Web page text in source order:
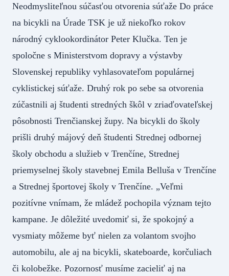
Neodmysliteľnou súčasťou otvorenia súťaže Do práce
na bicykli na Úrade TSK je už niekoľko rokov
národný cyklookordinátor Peter Klučka. Ten je
spoločne s Ministerstvom dopravy a výstavby
Slovenskej republiky vyhlasovateľom populárnej
cyklistickej súťaže. Druhý rok po sebe sa otvorenia
zúčastnili aj študenti stredných škôl v zriaďovateľskej
pôsobnosti Trenčianskej župy. Na bicykli do školy
prišli druhý májový deň študenti Strednej odbornej
školy obchodu a služieb v Trenčíne, Strednej
priemyselnej školy stavebnej Emila Belluša v Trenčíne
a Strednej športovej školy v Trenčíne. „Veľmi
pozitívne vnímam, že mládež pochopila význam tejto
kampane. Je dôležité uvedomiť si, že spokojný a
vysmiaty môžeme byť nielen za volantom svojho
automobilu, ale aj na bicykli, skateboarde, korčuliach
či kolobežke. Pozornosť musíme zacieliť aj na